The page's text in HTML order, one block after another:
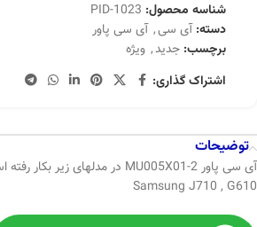
شناسه محصول: PID-1023
دسته: آی سی, آی سی پاور
برچسب: جدید, ویژه
اشتراک گذاری:
توضیحات
آی سی پاور MU005X01-2 در مدلهای زیر بکار رفته است :
Samsung J710 , G610